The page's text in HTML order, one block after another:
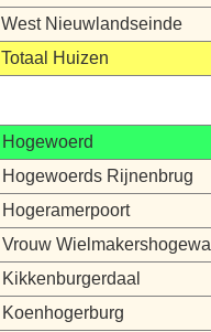
West Nieuwlandseinde
Totaal Huizen
Hogewoerd
Hogewoerds Rijnenbrug
Hogeramerpoort
Vrouw Wielmakershogewal
Kikkenburgerdaal
Koenhogerburg